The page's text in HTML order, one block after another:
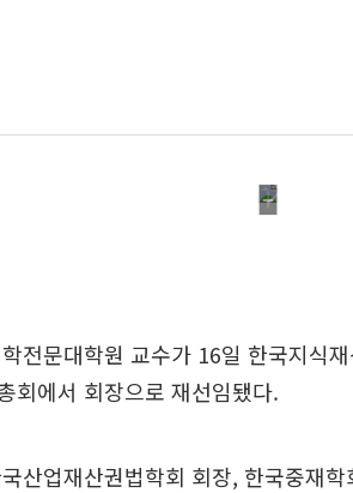
전문대학원 교수가 16일 한국지식
회에서 회장으로 재선임됐다.
산업재산권법학회 회장, 한국중재